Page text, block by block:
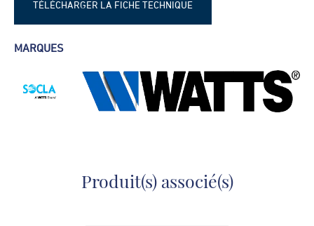
TÉLÉCHARGER LA FICHE TECHNIQUE
MARQUES
Produit(s) associé(s)